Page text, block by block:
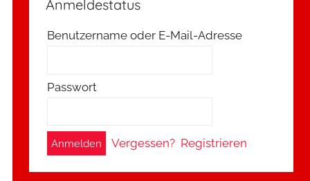
Anmeldestatus
Benutzername oder E-Mail-Adresse
Passwort
A
l
Vergessen? Registrieren